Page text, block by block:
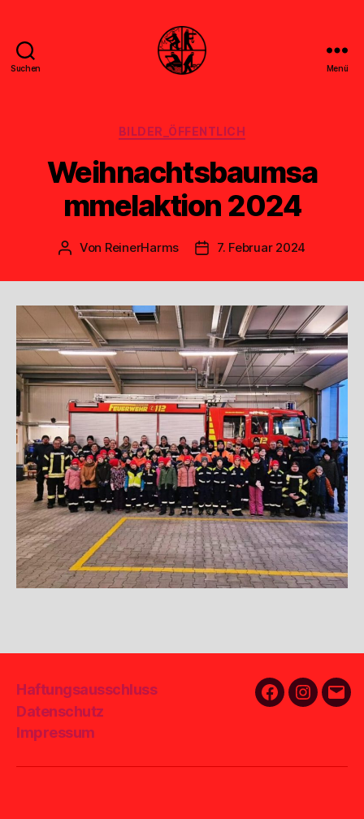
Suchen Menü
Kategorien
BILDER_ÖFFENTLICH
Weihnachtsbaumsa
mmelaktion 2024
Beitragsautor
Von ReinerHarms Veröffentlichungsdatum
7. Februar 2024
Haftungsausschluss
Datenschutz
Impressum
FacebookE-